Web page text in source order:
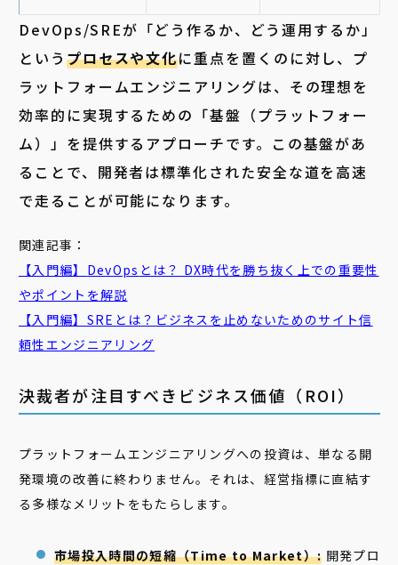
DevOps/SREが「どう作るか、どう運用するか」
という プロセスや文化に重点を置くのに対し、プ
ラットフォームエンジニアリングは、その理想を
効率的に実現するための「基盤（プラットフォー
ム）」を提供するアプローチです。この基盤があ
ることで、開発者は標準化された安全な道を高速
で走ることが可能になります。
関連記事：
【入門編】 DevOps とは？ DX時代を勝ち抜く上での重要性
やポイントを解説
【入門編】SREとは？ビジネスを止めないためのサイト信
頼性エンジニアリング
決裁者が注目すべきビジネス価値（ROI）
プラットフォームエンジニアリングへの投資は、単なる開
発環境の改善に終わりません。それは、経営指標に直結す
る多様なメリットをもたらします。
市場投入時間の短縮（Time to Market）: 開発プロ